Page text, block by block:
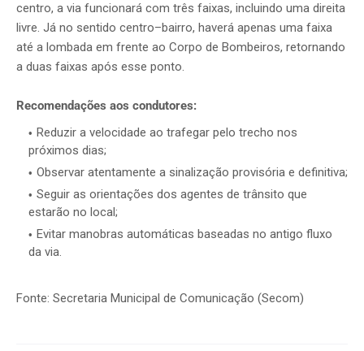
centro, a via funcionará com três faixas, incluindo uma direita
livre. Já no sentido centro–bairro, haverá apenas uma faixa
até a lombada em frente ao Corpo de Bombeiros, retornando
a duas faixas após esse ponto.
Recomendações aos condutores:
Reduzir a velocidade ao trafegar pelo trecho nos
próximos dias;
Observar atentamente a sinalização provisória e definitiva;
Seguir as orientações dos agentes de trânsito que
estarão no local;
Evitar manobras automáticas baseadas no antigo fluxo
da via.
Fonte: Secretaria Municipal de Comunicação (Secom)